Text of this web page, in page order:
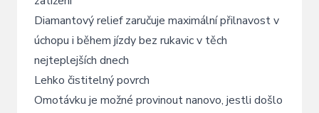
Diamantový relief zaručuje maximální přilnavost v
úchopu i během jízdy bez rukavic v těch
nejteplejších dnech
Lehko čistitelný povrch
Omotávku je možné provinout nanovo, jestli došlo